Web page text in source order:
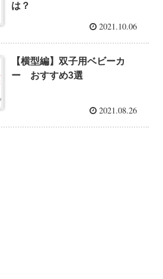
は？
2021.10.06
【横型編】双子用ベビーカ
ー おすすめ3選
2021.08.26